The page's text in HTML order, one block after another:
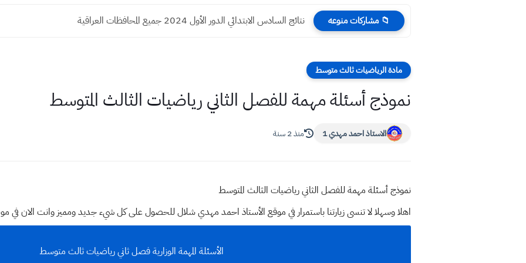
📁 مشاركات منوعه نتائج السادس الابتدائي الدور الأول 2024 جميع المحافظات العراقية
مادة الرياضيات ثالث متوسط
نموذج أسئلة مهمة للفصل الثاني رياضيات الثالث المتوسط
الاستاذ احمد مهدي 1 منذ 2 سنة
نموذج أسئلة مهمة للفصل الثاني رياضيات الثالث المتوسط
اهلا وسهلالا تنسى زيارتنا باستمرار في موقع الأستاذ احمد مهدي شلال للحصول على كل شيء جديد ومميز وانت الان في
الأسئلة المهمة الوزارية فصل ثاني رياضيات ثالث متوسط